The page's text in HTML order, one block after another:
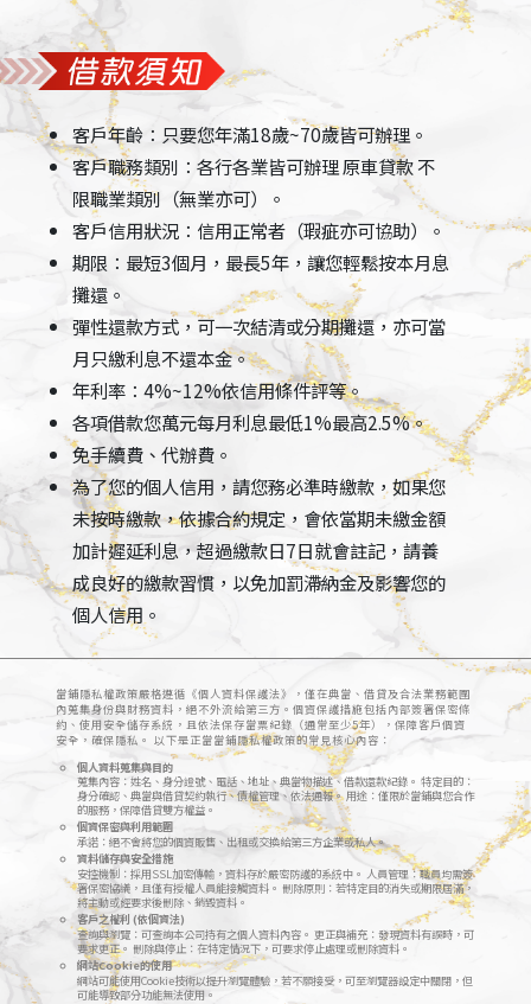
客戶年齡：只要您年滿18歲~70歲皆可辦理。
客戶職務類別：各行各業皆可辦理 原車貸款 不
限職業類別（無業亦可）。
客戶信用狀況：信用正常者（瑕疵亦可協助）。
期限：最短3個月，最長5年，讓您輕鬆按本月息
攤還。
彈性還款方式，可一次結清或分期攤還，亦可當
月只繳利息不還本金。
年利率：4%~12%依信用條件評等。
各項借款您萬元每月利息最低1%最高2.5%。
免手續費、代辦費。
為了您的個人信用，請您務必準時繳款，如果您
未按時繳款，依據合約規定，會依當期未繳金額
加計遲延利息，超過繳款日7日就會註記，請養
成良好的繳款習慣，以免加罰滯納金及影響您的
個人信用。
當鋪隱私權政策嚴格遵循《個人資料保護法》，僅在典當、借貸及合法業務範圍
內蒐集身份與財務資料，絕不外流給第三方。個資保護措施包括內部簽署保密條
約、使用安全儲存系統，且依法保存當票紀錄（通常至少5年），保障客戶個資
安全，確保隱私。 以下是正當當鋪隱私權政策的常見核心內容：
個人資料蒐集與目的
蒐集內容：姓名、身分證號、電話、地址、典當物描述、借款還款紀錄。 特定目的：
身分確認、典當與借貸契約執行、債權管理、依法通報。 用途：僅限於當鋪與您合作
的服務，保障借貸雙方權益。
個資保密與利用範圍
承諾：絕不會將您的個資販售、出租或交換給第三方企業或私人。
資料儲存與安全措施
安控機制：採用SSL加密傳輸，資料存於嚴密防護的系統中。 人員管理：職員均需簽
署保密協議，且僅有授權人員能接觸資料。 刪除原則：若特定目的消失或期限屆滿，
將主動或經要求後刪除、銷毀資料。
客戶之權利 (依個資法)
查詢與瀏覽：可查詢本公司持有之個人資料內容。 更正與補充：發現資料有誤時，可
要求更正。 刪除與停止：在特定情況下，可要求停止處理或刪除資料。
網站Cookie的使用
網站可能使用Cookie技術以提升瀏覽體驗，若不願接受，可至瀏覽器設定中關閉，但
可能導致部分功能無法使用。